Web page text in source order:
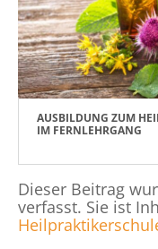
AUSBILDUNG ZUM
IM FERNLEHRGANG
Dieser Beitrag
verfasst. Sie ist